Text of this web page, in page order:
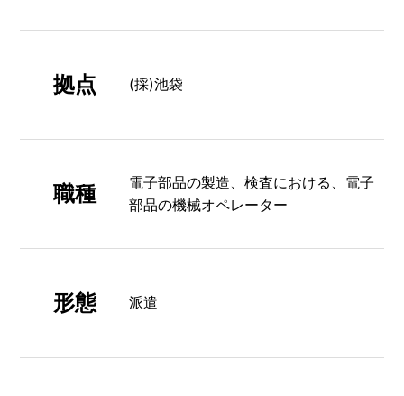
拠点 (採)池袋
職種
電子部品の製造、検査における、電子
部品の機械オペレーター
形態 派遣